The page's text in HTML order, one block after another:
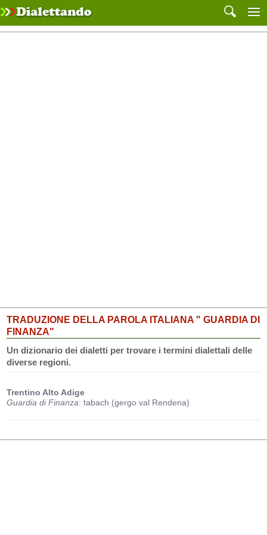
TRADUZIONE DELLA PAROLA ITALIANA " GUARDIA DI
FINANZA"
Un dizionario dei dialetti per trovare i termini dialettali delle
diverse regioni.
Trentino Alto Adige
Guardia di Finanza: tabach (gergo val Rendena)